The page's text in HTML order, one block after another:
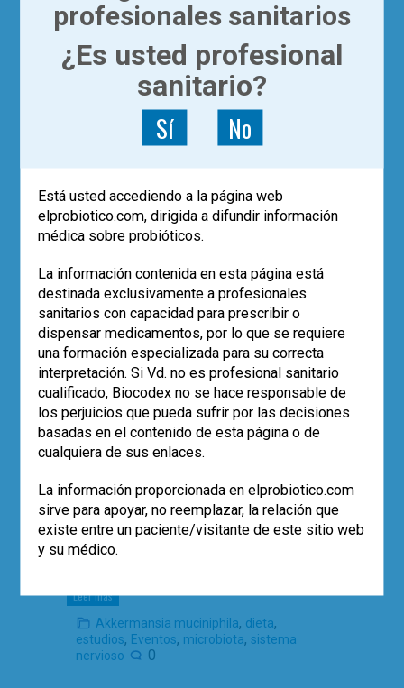
desconocemos su causa. Su modulación
con el empleo de probióticos y
prebióticos nos abre la puerta para tratar
y prevenir muchas de ellas.
,prebioticos ,probioticos
ACTUALÍZATE | ARTÍCULOS
Microbiota intestinal y
dieta cetogénica
Dr. Guillermo Álvarez Calatayud
¿Qué cambios produce una dieta
cetogénica en la microbiota intestinal?
¿Podría constituir una terapia segura y
eficaz en los pacientes con epilepsia
Leer más
Akkermansia muciniphila, dieta,
estudios, Eventos, microbiota, sistema
nervioso
0
profesionales sanitarios
¿Es usted profesional
sanitario?
Sí No
Está usted accediendo a la página web
elprobiotico.com, dirigida a difundir información
médica sobre probióticos.
La información contenida en esta página está
destinada exclusivamente a profesionales
sanitarios con capacidad para prescribir o
dispensar medicamentos, por lo que se requiere
una formación especializada para su correcta
interpretación. Si Vd. no es profesional sanitario
cualificado, Biocodex no se hace responsable de
los perjuicios que pueda sufrir por las decisiones
basadas en el contenido de esta página o de
cualquiera de sus enlaces.
La información proporcionada en elprobiotico.com
sirve para apoyar, no reemplazar, la relación que
existe entre un paciente/visitante de este sitio web
y su médico.